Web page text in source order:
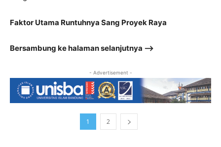
Faktor Utama Runtuhnya Sang Proyek Raya
Bersambung ke halaman selanjutnya –>
- Advertisement -
1 2